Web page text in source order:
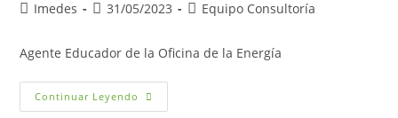
Autor
la
entrada:
Imedes
Publicación
entrada:
31/05/2023
Categoría
entrada:
Equipo Consultoría
Agente Educador de la Oficina de la Energía
Continuar Leyendo Paula
Martínez